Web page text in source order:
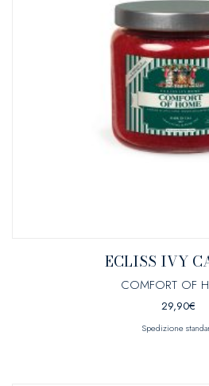
ECLISS IVY
COMFORT OF
29,90€
Spedizione